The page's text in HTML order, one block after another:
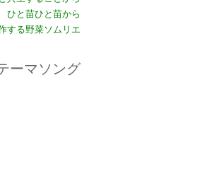
ひと苗ひと苗から
する野菜ソムリエ
ーマソング